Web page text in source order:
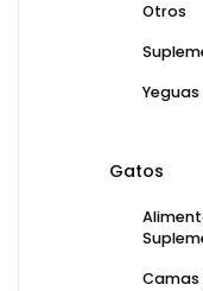
Otros
Gatos
Camas